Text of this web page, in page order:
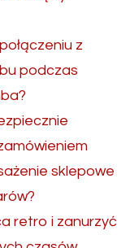
z
podczas
sklepowe
retro i zanurzyć